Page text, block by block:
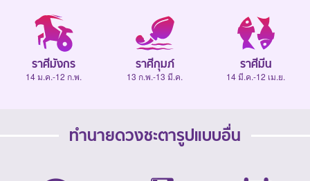
ราศีมังกร
14 ม.ค.-12 ก.พ.
ราศีกุมภ์
13 ก.พ.-13 มี.ค.
ราศีมีน
14 มี.ค.-12 เม.ย.
ทำนายดวงชะตารูปแบบอื่น